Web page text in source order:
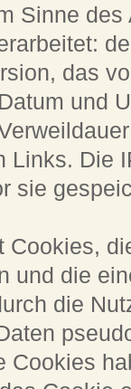
Sinne
das
und
Links. Die
sie
Cookies,
und die
die
Cookies